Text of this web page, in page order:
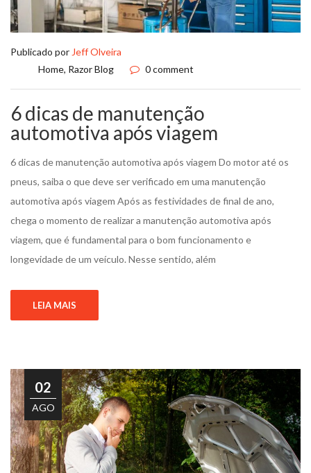
Publicado porJeff Olveira
Home, Razor Blog 0 comment
6 dicas de manutenção
automotiva após viagem
6 dicas de manutenção automotiva após viagem Do motor até os
pneus, saiba o que deve ser verificado em uma manutenção
automotiva após viagem Após as festividades de final de ano,
chega o momento de realizar a manutenção automotiva após
viagem, que é fundamental para o bom funcionamento e
longevidade de um veículo. Nesse sentido, além
LEIA MAIS
02
AGO